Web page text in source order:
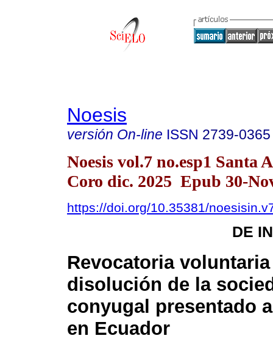
Noesis
versión On-line ISSN 2739-0365
Noesis vol.7 no.esp1 Santa
Coro dic. 2025 Epub 30-
https://doi.org/10.35381/
DE
Revocatoria
disolución de la
conyugal presentado
en Ecuador